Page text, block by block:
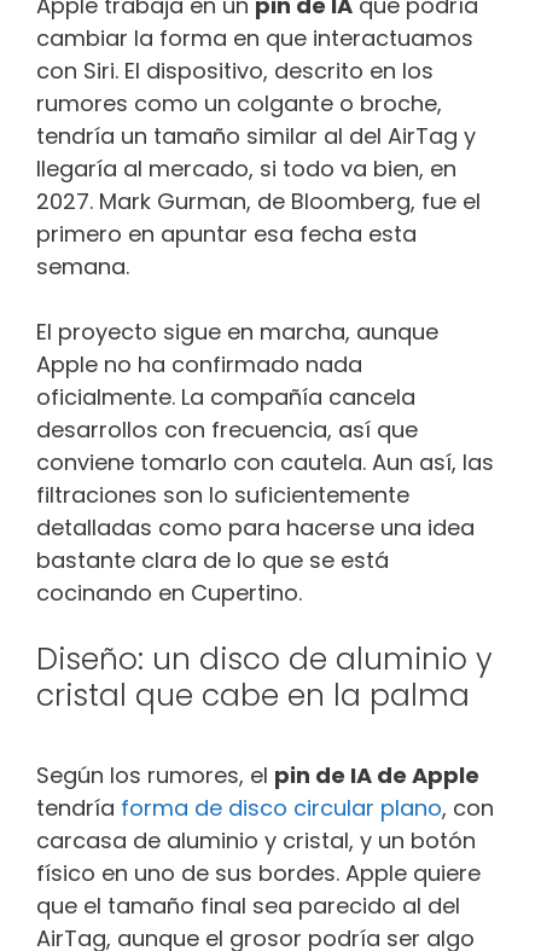
cambiar la forma en que interactuamos
con Siri. El dispositivo, descrito en los
rumores como un colgante o broche,
tendría un tamaño similar al del AirTag y
llegaría al mercado, si todo va bien, en
2027. Mark Gurman, de Bloomberg, fue el
primero en apuntar esa fecha esta
semana.
El proyecto sigue en marcha, aunque
Apple no ha confirmado nada
oficialmente. La compañía cancela
desarrollos con frecuencia, así que
conviene tomarlo con cautela. Aun así, las
filtraciones son lo suficientemente
detalladas como para hacerse una idea
bastante clara de lo que se está
cocinando en Cupertino.
Diseño: un disco de aluminio y
cristal que cabe en la palma
Según los rumores, el pin de IA de Apple
tendría forma de disco circular plano, con
carcasa de aluminio y cristal, y un botón
físico en uno de sus bordes. Apple quiere
que el tamaño final sea parecido al del
AirTag, aunque el grosor podría ser algo